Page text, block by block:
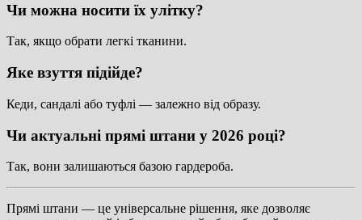
Чи можна носити їх улітку?
Так, якщо обрати легкі тканини.
Яке взуття підійде?
Кеди, сандалі або туфлі — залежно від образу.
Чи актуальні прямі штани у 2026 році?
Так, вони залишаються базою гардероба.
Прямі штани — це універсальне рішення, яке дозволяє